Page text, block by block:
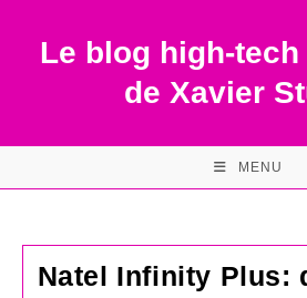
contentLe blog high-
de Xavier
MENU
Natel Infinity Plus: